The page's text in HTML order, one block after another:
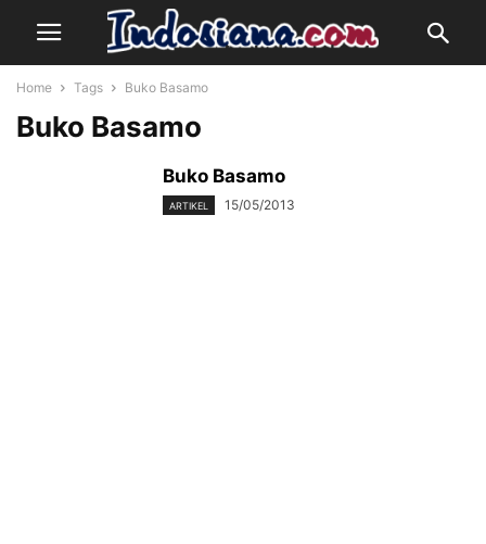
Home Tags Buko Basamo
Buko Basamo
Buko Basamo
ARTIKEL 15/05/2013